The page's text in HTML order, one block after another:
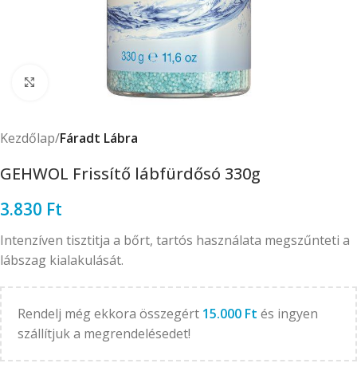
Click to enlarge
Kezdőlap Fáradt Lábra
GEHWOL Frissítő lábfürdősó 330g
3.830 Ft
Intenzíven tisztitja a bőrt, tartós használata megszűnteti a
lábszag kialakulását.
Rendelj még ekkora összegért 15.000 Ft és ingyen
szállítjuk a megrendelésedet!